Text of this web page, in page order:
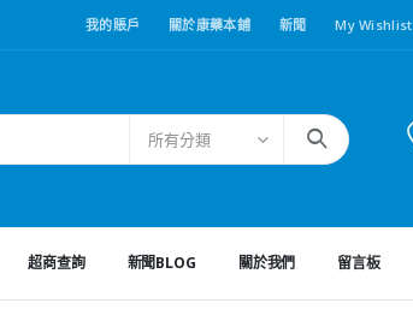
我的賬戶 關於康藥本鋪 新聞 My Wishlist
所有分類
超商查詢 新聞BLOG 關於我們 留言板